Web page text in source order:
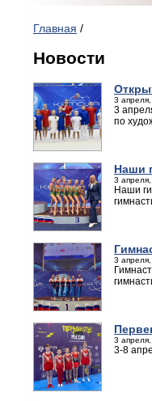
Главная /
Новости
3
3
по
Наши
3
Наши
3
3
3-8